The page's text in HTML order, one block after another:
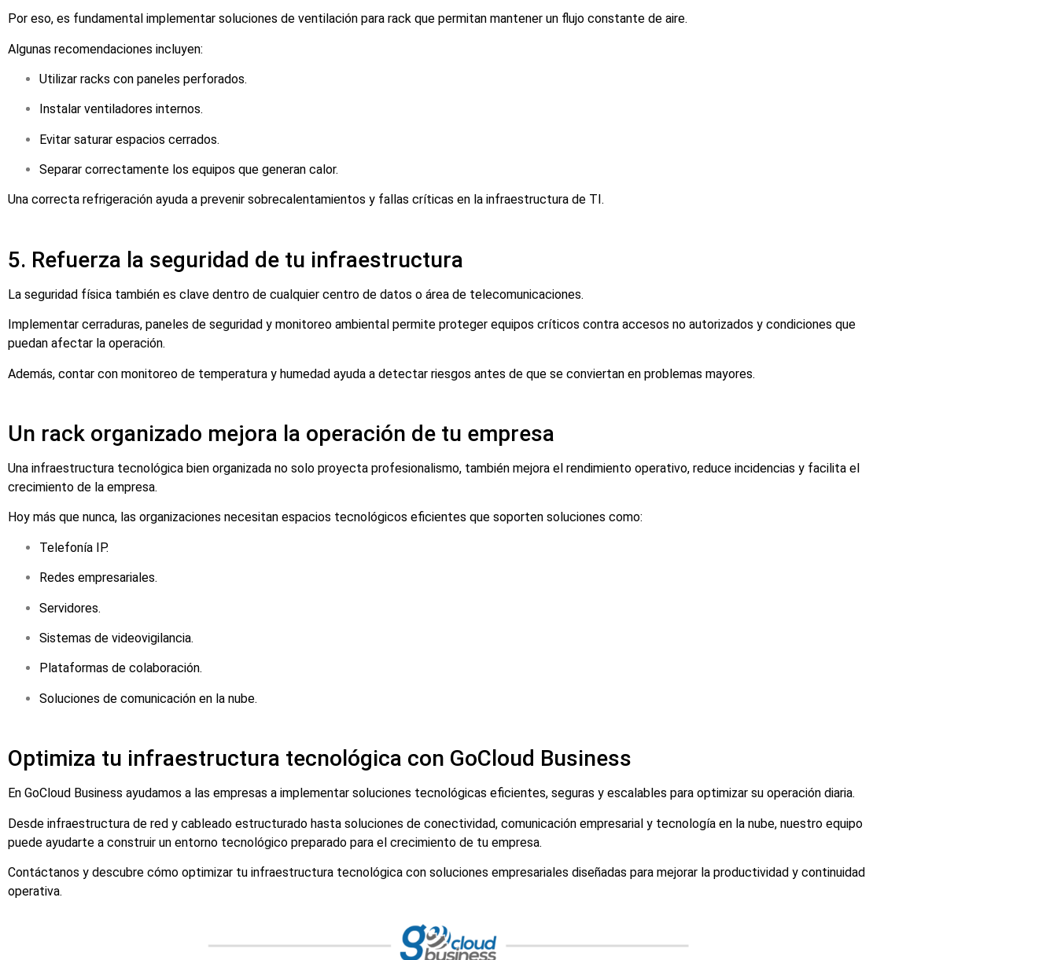
Por eso, es fundamental implementar soluciones de ventilación para rack que permitan mantener un flujo constante de aire.
Algunas recomendaciones incluyen:
Utilizar racks con paneles perforados.
Instalar ventiladores internos.
Evitar saturar espacios cerrados.
Separar correctamente los equipos que generan calor.
Una correcta refrigeración ayuda a prevenir sobrecalentamientos y fallas críticas en la infraestructura de TI.
5. Refuerza la seguridad de tu infraestructura
La seguridad física también es clave dentro de cualquier centro de datos o área de telecomunicaciones.
Implementar cerraduras, paneles de seguridad y monitoreo ambiental permite proteger equipos críticos contra accesos no autorizados y condiciones que
puedan afectar la operación.
Además, contar con monitoreo de temperatura y humedad ayuda a detectar riesgos antes de que se conviertan en problemas mayores.
Un rack organizado mejora la operación de tu empresa
Una infraestructura tecnológica bien organizada no solo proyecta profesionalismo, también mejora el rendimiento operativo, reduce incidencias y facilita el
crecimiento de la empresa.
Hoy más que nunca, las organizaciones necesitan espacios tecnológicos eficientes que soporten soluciones como:
Telefonía IP.
Redes empresariales.
Servidores.
Sistemas de videovigilancia.
Plataformas de colaboración.
Soluciones de comunicación en la nube.
Optimiza tu infraestructura tecnológica con GoCloud Business
En GoCloud Business ayudamos a las empresas a implementar soluciones tecnológicas eficientes, seguras y escalables para optimizar su operación diaria.
Desde infraestructura de red y cableado estructurado hasta soluciones de conectividad, comunicación empresarial y tecnología en la nube, nuestro equipo
puede ayudarte a construir un entorno tecnológico preparado para el crecimiento de tu empresa.
Contáctanos y descubre cómo optimizar tu infraestructura tecnológica con soluciones empresariales diseñadas para mejorar la productividad y continuidad
operativa.